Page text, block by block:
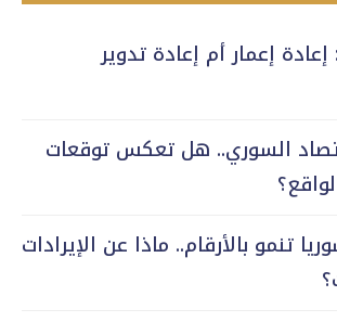
إعمار أم إعادة تدوير
للاقتصاد السوري.. هل تعكس توقعات
تنمو بالأرقام.. ماذا عن الإيرادات